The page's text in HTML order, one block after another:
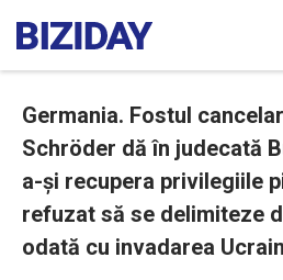
Germania. Fostul
Schröder dă în judecată
a-și recupera privilegiile
refuzat să se delimiteze
odată cu invadarea